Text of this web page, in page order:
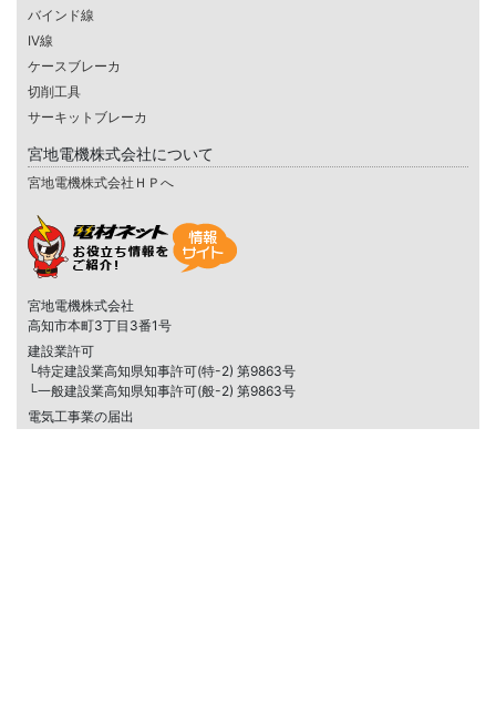
バインド線
IV線
ケースブレーカ
切削工具
サーキットブレーカ
宮地電機株式会社について
宮地電機株式会社ＨＰへ
宮地電機株式会社
高知市本町3丁目3番1号
建設業許可
└特定建設業高知県知事許可(特-2) 第9863号
└一般建設業高知県知事許可(般-2) 第9863号
電気工事業の届出